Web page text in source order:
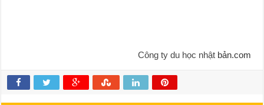
Công ty du học nhậtbản.com